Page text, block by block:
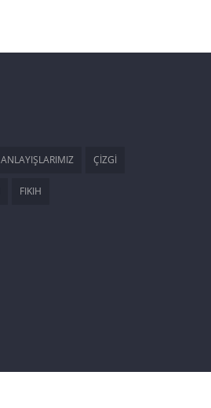
ANLAYIŞLARIMIZ ÇİZGİ
FIKIH